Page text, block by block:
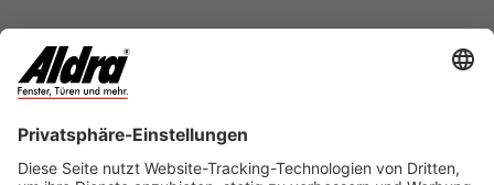
Service
Suche
Händlersuche